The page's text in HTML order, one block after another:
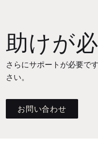
助けが
さらにサポートが必要で
さい。
お問い合わせ